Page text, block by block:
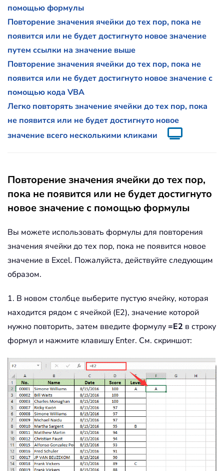
помощью формулы
Повторение значения ячейки до тех пор, пока не
появится или не будет достигнуто новое значение
путем ссылки на значение выше
Повторение значения ячейки до тех пор, пока не
появится или не будет достигнуто новое значение с
помощью кода VBA
Легко повторять значение ячейки до тех пор, пока
не появится или не будет достигнуто новое
значение всего несколькими кликами
Повторение значения ячейки до тех пор,
пока не появится или не будет достигнуто
новое значение с помощью формулы
Вы можете использовать формулы для повторения
значения ячейки до тех пор, пока не появится новое
значение в Excel. Пожалуйста, действуйте следующим
образом.
1. В новом столбце выберите пустую ячейку, которая
находится рядом с ячейкой (E2), значение которой
нужно повторить, затем введите формулу=E2 в строку
формул и нажмите клавишу Enter. См. скриншот: